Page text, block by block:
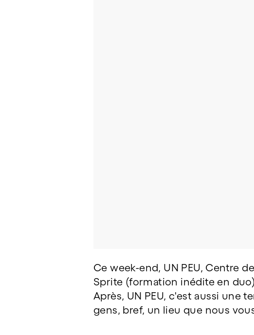
Ce week-end, UN PEU, Centre
Sprite (formation inédite en
Après, UN PEU, c'est aussi une
gens, bref, un lieu que nous